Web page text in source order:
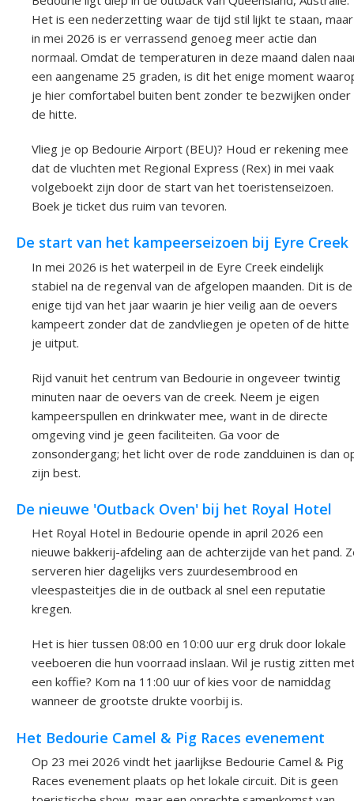
Het is een nederzetting waar de tijd stil lijkt te staan, maar
in mei 2026 is er verrassend genoeg meer actie dan
normaal. Omdat de temperaturen in deze maand dalen
een aangename 25 graden, is dit het enige moment
je hier comfortabel buiten bent zonder te bezwijken onder
de hitte.
Vlieg je op Bedourie Airport (BEU)? Houd er rekening mee
dat de vluchten met Regional Express (Rex) in mei vaak
volgeboekt zijn door de start van het toeristenseizoen.
Boek je ticket dus ruim van tevoren.
De start van het kampeerseizoen bij Eyre Creek
In mei 2026 is het waterpeil in de Eyre Creek eindelijk
stabiel na de regenval van de afgelopen maanden. Dit is de
enige tijd van het jaar waarin je hier veilig aan de oevers
kampeert zonder dat de zandvliegen je opeten of de hitte
je uitput.
Rijd vanuit het centrum van Bedourie in ongeveer twintig
minuten naar de oevers van de creek. Neem je eigen
kampeerspullen en drinkwater mee, want in de directe
omgeving vind je geen faciliteiten. Ga voor de
zonsondergang; het licht over de rode zandduinen is dan
zijn best.
De nieuwe 'Outback Oven' bij het Royal Hotel
Het Royal Hotel in Bedourie opende in april 2026 een
nieuwe bakkerij-afdeling aan de achterzijde van het pand.
serveren hier dagelijks vers zuurdesembrood en
vleespasteitjes die in de outback al snel een reputatie
kregen.
Het is hier tussen 08:00 en 10:00 uur erg druk door lokale
veeboeren die hun voorraad inslaan. Wil je rustig zitten
een koffie? Kom na 11:00 uur of kies voor de namiddag
wanneer de grootste drukte voorbij is.
Het Bedourie Camel & Pig Races evenement
Op 23 mei 2026 vindt het jaarlijkse Bedourie Camel & Pig
Races evenement plaats op het lokale circuit. Dit is geen